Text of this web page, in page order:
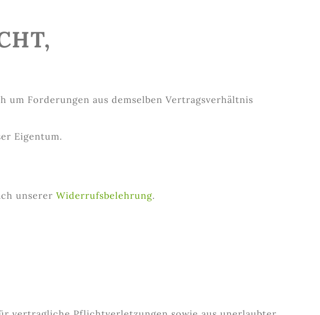
um Forderungen aus demselben Vertragsverhältnis
Eigentum.
unserer Widerrufsbelehrung.